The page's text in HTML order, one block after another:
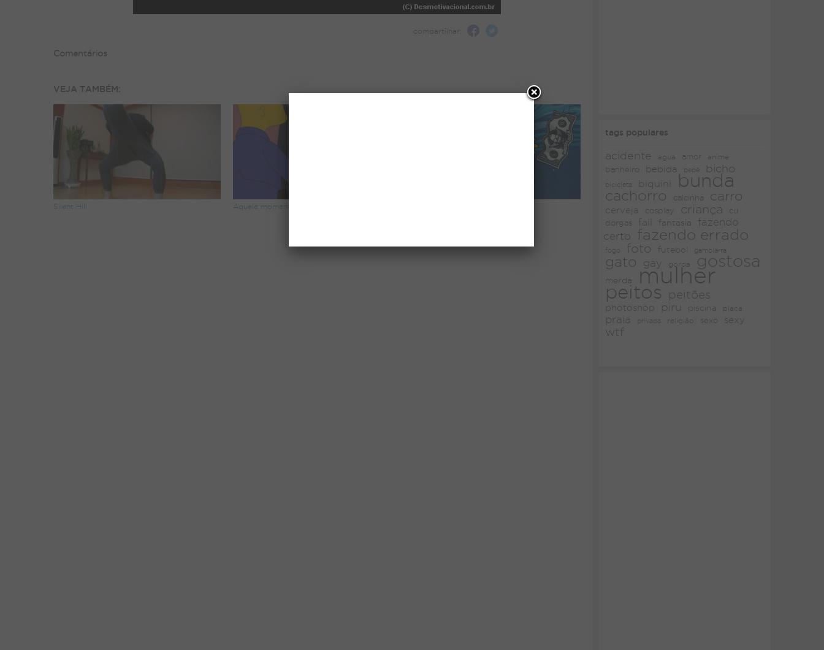
compartilhar:
Comentários
VEJA TAMBÉM:
Silent Hill Aquele momento
tags populares
acidente agua amor
anime
banheiro
bebida bebê bicho
bicicleta biquini bunda
cachorro calcinha carro
cerveja cosplay criança cu
dorgas fail fantasia
fazendo
certo
fazendo errado
fogo foto futebol gambiarra
gato gay gorda gostosa
merda mulher
peitos peitões
photoshop piru piscina placa
praia privada religião sexo sexy
wtf